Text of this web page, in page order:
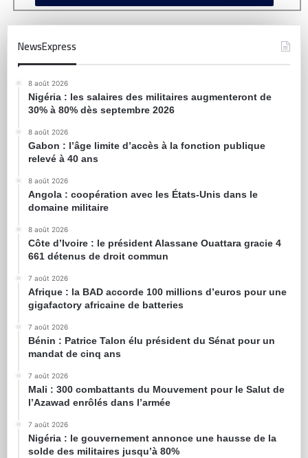
NewsExpress
8 août 2026
Nigéria : les salaires des militaires augmenteront de
30% à 80% dès septembre 2026
8 août 2026
Gabon : l’âge limite d’accès à la fonction publique
relevé à 40 ans
8 août 2026
Angola : coopération avec les États-Unis dans le
domaine militaire
8 août 2026
Côte d’Ivoire : le président Alassane Ouattara gracie 4
661 détenus de droit commun
7 août 2026
Afrique : la BAD accorde 100 millions d’euros pour une
gigafactory africaine de batteries
7 août 2026
Bénin : Patrice Talon élu président du Sénat pour un
mandat de cinq ans
7 août 2026
Mali : 300 combattants du Mouvement pour le Salut de
l’Azawad enrôlés dans l’armée
7 août 2026
Nigéria : le gouvernement annonce une hausse de la
solde des militaires jusqu’à 80%